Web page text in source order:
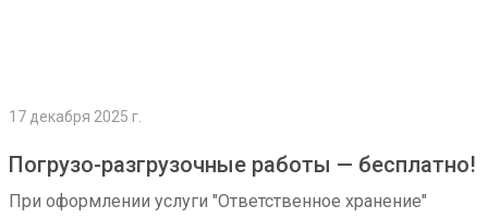
17 декабря 2025 г.
Погрузо-разгрузочные работы — бесплатно!
При оформлении услуги "Ответственное хранение"